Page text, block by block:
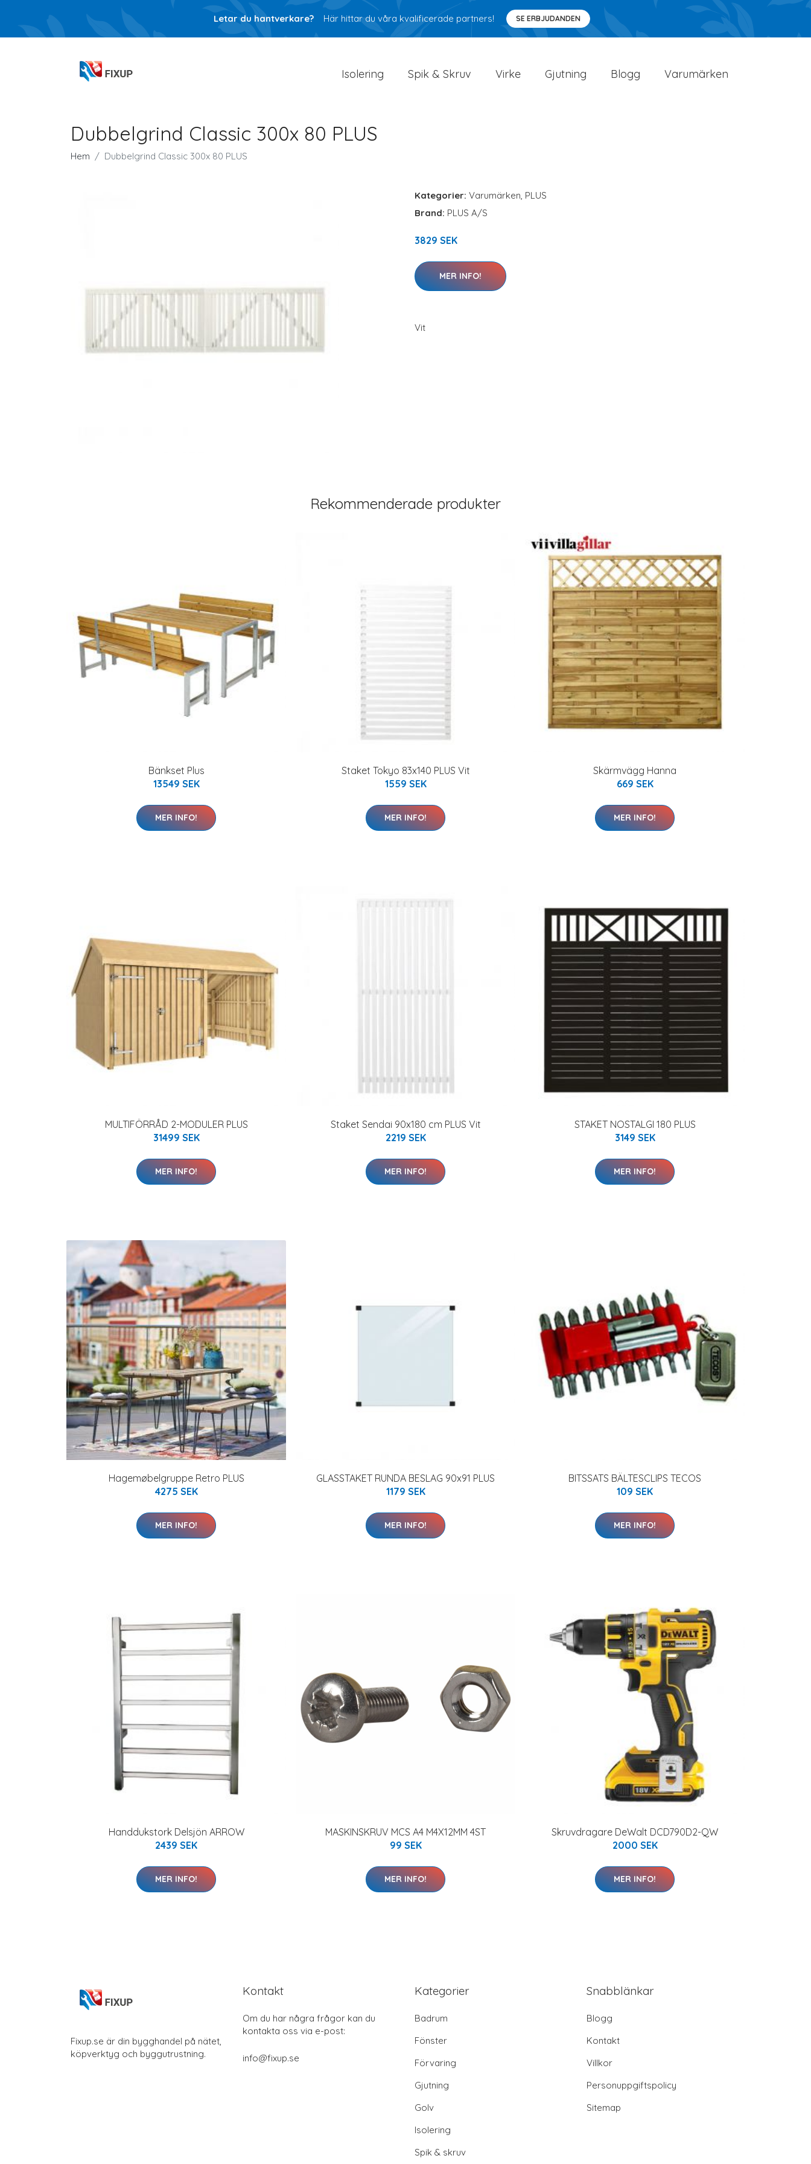
Letar du hantverkare? Här hittar du våra kvalificerade partners! SE ERBJUDANDEN
Isolering Spik & Skruv Virke Gjutning Blogg Varumärken
Dubbelgrind Classic 300x 80 PLUS
Hem Dubbelgrind Classic 300x 80 PLUS
Kategorier: Varumärken, PLUS
Brand: PLUS A/S
3829 SEK
MER INFO!
Vit
Rekommenderade produkter
Bänkset Plus
13549 SEK
MER INFO!
Staket Tokyo 83x140 PLUS Vit
1559 SEK
MER INFO!
Skärmvägg Hanna
669 SEK
MER INFO!
MULTIFÖRRÅD 2-MODULER PLUS
31499 SEK
MER INFO!
Staket Sendai 90x180 cm PLUS Vit
2219 SEK
MER INFO!
STAKET NOSTALGI 180 PLUS
3149 SEK
MER INFO!
Hagemøbelgruppe Retro PLUS
4275 SEK
MER INFO!
GLASSTAKET RUNDA BESLAG 90x91 PLUS
1179 SEK
MER INFO!
BITSSATS BÄLTESCLIPS TECOS
109 SEK
MER INFO!
Handdukstork Delsjön ARROW
2439 SEK
MER INFO!
MASKINSKRUV MCS A4 M4X12MM 4ST
99 SEK
MER INFO!
Skruvdragare DeWalt DCD790D2-QW
2000 SEK
MER INFO!
Fixup.se är din bygghandel på nätet,
köpverktyg och byggutrustning.
Kontakt
Om du har några frågor kan du
kontakta oss via e-post:
info@fixup.se
Kategorier
Badrum
Fönster
Förvaring
Gjutning
Golv
Isolering
Spik & skruv
Snabblänkar
Blogg
Kontakt
Villkor
Personuppgiftspolicy
Sitemap